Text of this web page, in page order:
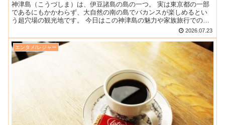
神津島（こうづしま）は、伊豆諸島の島の一つ。 実は東京都の一部
であるにもかかわらず、大自然の南の島でバカンスが楽しめるとい
う超穴場の観光地です。 今日はこの神津島の魅力や家族旅行でのア
ドバイス、運賃や旅費などについて情報をまとめました。 神...2026.07.23
エンタメ/レジャー